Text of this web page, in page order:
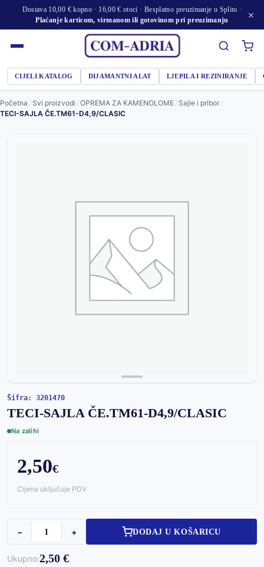
Dostava 10,00 € kopno · 16,00 € otoci · Besplatno preuzimanje u Splitu ·
Plaćanje karticom, virmanom ili gotovinom pri preuzimanju
×
CIJELI KATALOG DIJAMANTNI ALAT LJEPILA I REZINIRANJE
Početna / Svi proizvodi /OPREMA ZA KAMENOLOME / Sajle i pribor /
TECI-SAJLA ČE.TM61-D4,9/CLASIC
Šifra: 3201470
TECI-SAJLA ČE.TM61-D4,9/CLASIC
Na zalihi
2,50€
Cijena uključuje PDV
− + DODAJ U KOŠARICU
Ukupno:2,50 €